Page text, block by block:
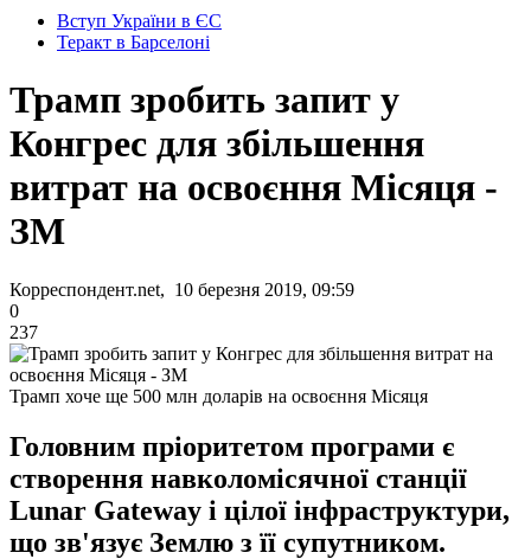
Вступ України в ЄС
Теракт в Барселоні
Трамп зробить запит у
Конгрес для збільшення
витрат на освоєння Місяця -
ЗМ
Корреспондент.net, 10 березня 2019, 09:59
0
237
Трамп хоче ще 500 млн доларів на освоєння Місяця
Головним пріоритетом програми є
створення навколомісячної станції
Lunar Gateway і цілої інфраструктури,
що зв'язує Землю з її супутником.